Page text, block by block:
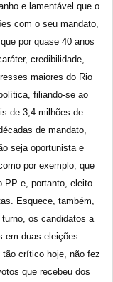
e lamentável que o
com o seu mandato,
por quase 40 anos
credibilidade,
maiores do Rio
filiando-se ao
de 3,4 milhões de
de mandato,
seja oportunista e
por exemplo, que
PP e, portanto, eleito
Esquece, também,
os candidatos a
em duas eleições
tão crítico hoje, não fez
que recebeu dos